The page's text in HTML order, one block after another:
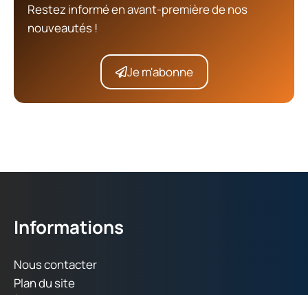
Restez informé en avant-première de nos
nouveautés !
Je m'abonne
Informations
Nous contacter
Plan du site